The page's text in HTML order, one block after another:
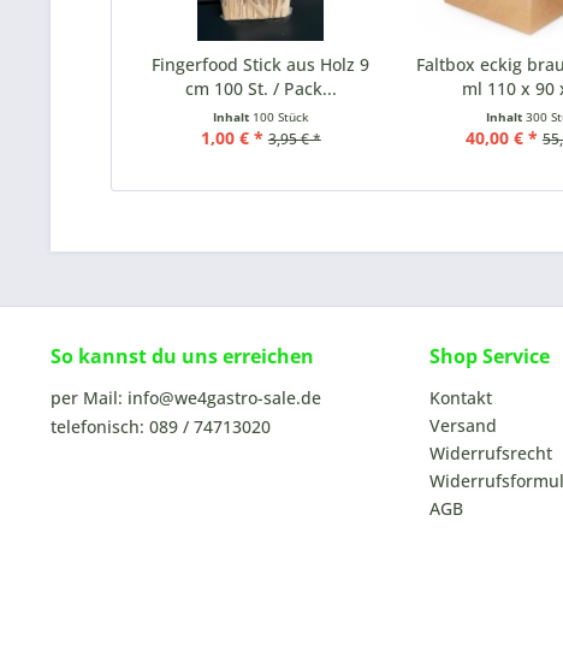
Fingerfood Stick aus Holz 9
cm 100 St. / Pack...
Inhalt 100 Stück
1,00 € * 3,95 € *
Faltbox eckig
ml 110 x 90
Inhalt300
40,00 € *
So kannst du uns erreichen
per Mail: info@we4gastro-sale.de
telefonisch: 089 / 74713020
Shop Service
Kontakt
Versand
Widerrufsrecht
AGB